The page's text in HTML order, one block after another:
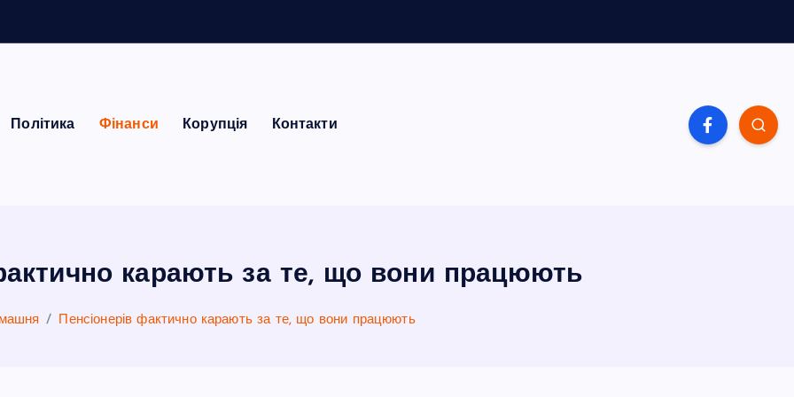
Політика Фінанси Корупція Контакти
карають за те, що вони працюють
Пенсіонерів фактично карають за те, що вони працюють